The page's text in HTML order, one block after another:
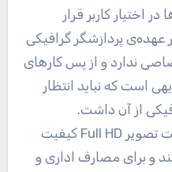
اختیار کاربر قرار
پردازشگر گرافیکی
ندارد و از پس کارهای
است که نباید انتظار
از آن داشت.
صفحه‌نمایش 24 اینچی با دقت تصویر Full HD کیفیت
و برای مصارف اداری و